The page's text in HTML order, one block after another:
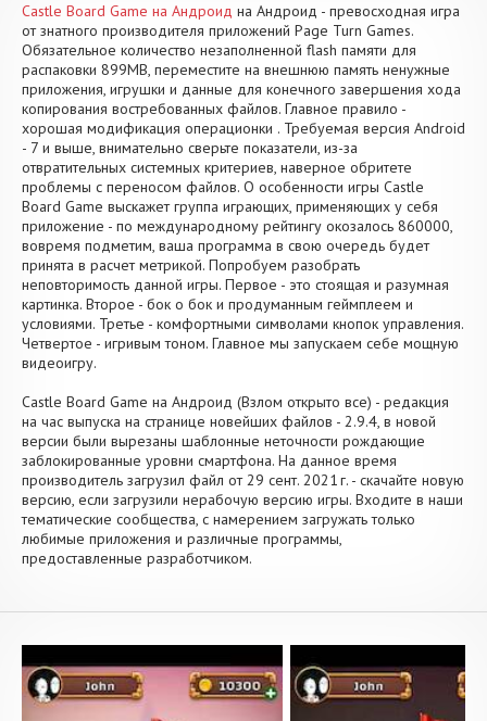
Castle Board Game на Андроид на Андроид - превосходная игра
от знатного производителя приложений Page Turn Games.
Обязательное количество незаполненной flash памяти для
распаковки 899MB, переместите на внешнюю память ненужные
приложения, игрушки и данные для конечного завершения хода
копирования востребованных файлов. Главное правило -
хорошая модификация операционки . Требуемая версия Android
- 7 и выше, внимательно сверьте показатели, из-за
отвратительных системных критериев, наверное обритете
проблемы с переносом файлов. О особенности игры Castle
Board Game выскажет группа играющих, применяющих у себя
приложение - по международному рейтингу окозалось 860000,
вовремя подметим, ваша программа в свою очередь будет
принята в расчет метрикой. Попробуем разобрать
неповторимость данной игры. Первое - это стоящая и разумная
картинка. Второе - бок о бок и продуманным геймплеем и
условиями. Третье - комфортными символами кнопок управления.
Четвертое - игривым тоном. Главное мы запускаем себе мощную
видеоигру.
Castle Board Game на Андроид (Взлом открыто все) - редакция
на час выпуска на странице новейших файлов - 2.9.4, в новой
версии были вырезаны шаблонные неточности рождающие
заблокированные уровни смартфона. На данное время
производитель загрузил файл от 29 сент. 2021 г. - скачайте новую
версию, если загрузили нерабочую версию игры. Входите в наши
тематические сообщества, с намерением загружать только
любимые приложения и различные программы,
предоставленные разработчиком.